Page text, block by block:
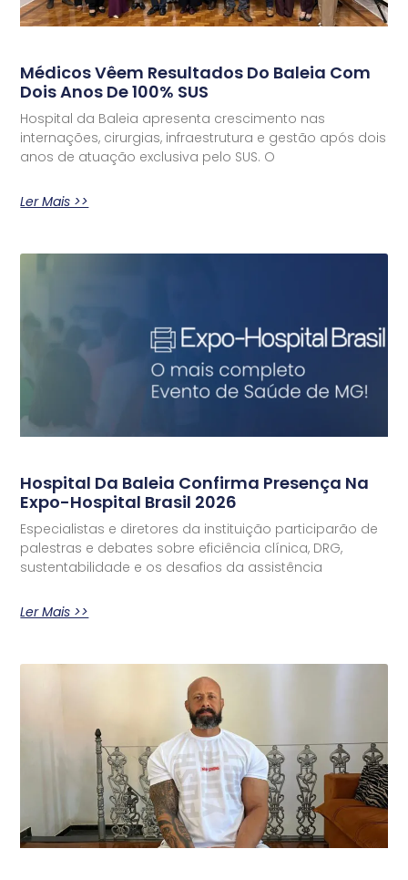
Médicos Vêem Resultados Do Baleia Com
Dois Anos De 100% SUS
Hospital da Baleia apresenta crescimento nas
internações, cirurgias, infraestrutura e gestão após dois
anos de atuação exclusiva pelo SUS. O
Ler Mais >>
Hospital Da Baleia Confirma Presença Na
Expo-Hospital Brasil 2026
Especialistas e diretores da instituição participarão de
palestras e debates sobre eficiência clínica, DRG,
sustentabilidade e os desafios da assistência
Ler Mais >>